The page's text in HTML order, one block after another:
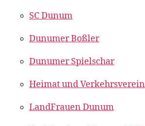
SC Dunum
Dunumer Boßler
Dunumer Spielschar
Heimat und Verkehrsverein
LandFrauen Dunum